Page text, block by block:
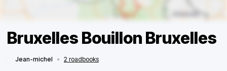
Bruxelles Bouillon Bruxelles
Jean-michel • 2 roadbooks